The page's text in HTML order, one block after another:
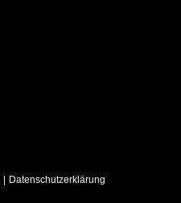
Datenschutzerklärung